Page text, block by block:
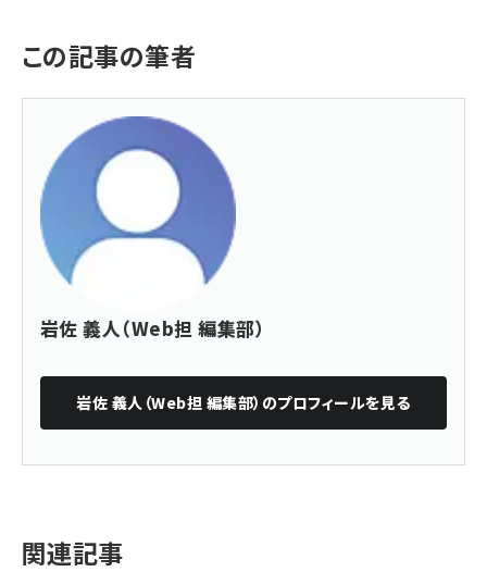
この記事の筆者
岩佐 義人（Web担 編集部）
岩佐 義人（Web担 編集部） のプロフィールを見る
関連記事